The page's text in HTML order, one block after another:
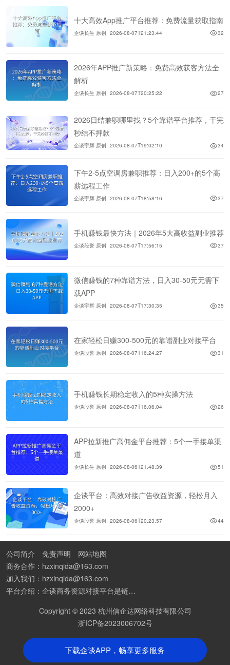
十大高效App推广平台推荐：免费流量获取指南
企谈长生 原创 2026-08-07T21:23:44 32
2026年APP推广新策略：免费高效获客方法全
解析
企谈长生 原创 2026-08-07T20:25:22 27
2026日结兼职哪里找？5个靠谱平台推荐，干完
秒结不押款
企谈宇辉 原创 2026-08-07T19:02:10 34
下午2-5点空调房兼职推荐：日入200+的5个高
薪远程工作
企谈宇辉 原创 2026-08-07T18:58:16 37
手机赚钱最快方法｜2026年5大高收益副业推荐
企谈段誉 原创 2026-08-07T17:56:15 37
微信赚钱的7种靠谱方法，日入30-50元无需下
载APP
企谈宇辉 原创 2026-08-07T17:30:35 35
在家轻松日赚300-500元的靠谱副业对接平台
企谈段誉 原创 2026-08-07T16:24:27 31
手机赚钱长期稳定收入的5种实操方法
企谈段誉 原创 2026-08-07T16:06:04 26
APP拉新推广高佣金平台推荐：5个一手接单渠
道
企谈长生 原创 2026-08-06T21:48:39 51
企谈平台：高效对接广告收益资源，轻松月入
2000+
企谈段誉 原创 2026-08-06T20:23:57 44
下载企谈APP，畅享更多服务
公司简介 免责声明
网站地图
商务合作：hzxinqida@163.com
加入我们：hzxinqida@163.com
平台介绍：企谈商务资源对接平台是链接资源人脉与客户的平台,也是地推app接任务平台、地推拉新团队接单平台。平台汇聚100W+商务资源，地推拉新、APP推广、BD异业合作等业务可免费发布。同时全国的地推团队和个人都可在地推接单平台找到赚钱项目和分享交流地推问题。
Copyright © 2023 杭州信企达网络科技有限公司
浙ICP备2023006702号